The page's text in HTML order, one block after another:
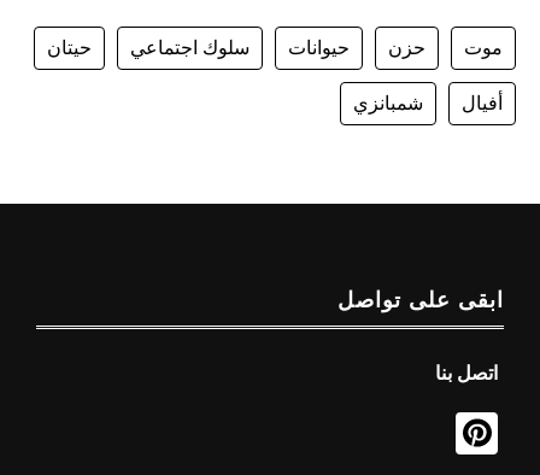
موت حزن حيوانات سلوك اجتماعي حيتان
أفيال شمبانزي
ابقى على تواصل
اتصل بنا